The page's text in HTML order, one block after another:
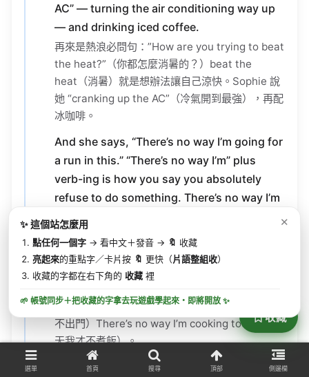
AC” — turning the air conditioning way up
— and drinking iced coffee.
再來是熱浪必問句：”How are you trying to beat
the heat?”（你都怎麼消暑的？）beat the
heat（消暑）就是想辦法讓自己涼快。Sophie 說
她 “cranking up the AC”（冷氣開到最強），再配
冰咖啡。
And she says, “There’s no way I’m going for
a run in this.” “There’s no way I’m” plus
verb-ing is how you say you absolutely
refuse to do something. There’s no way I’m
going outside. There’s no way I’m cooking
today.
她還說 “There’s no way I’m going for a run in
this.”（這種天我才不要去跑步）。”There’s no
事」。There’s no way I’m going outside.（我才
不出門）There’s no way I’m cooking today.（今
天我才不煮飯）。
選單 首頁 搜尋 頂部 側邊欄
收藏
✨ 這個站怎麼用
點任何一個字 → 看中文＋發音 → 🔖 收藏
亮起來的重點字／卡片按 🔖 更快（片語整組收）
收藏的字都在右下角的 收藏 裡
🌱 帳號同步＋把收藏的字拿去玩遊戲學起來・ 即將開放 ✨
✕